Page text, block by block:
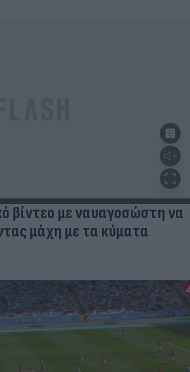
βίντεο με ναυαγοσώστη να
μάχη με τα κύματα